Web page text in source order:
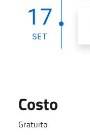
17
SET
Costo
Gratuito